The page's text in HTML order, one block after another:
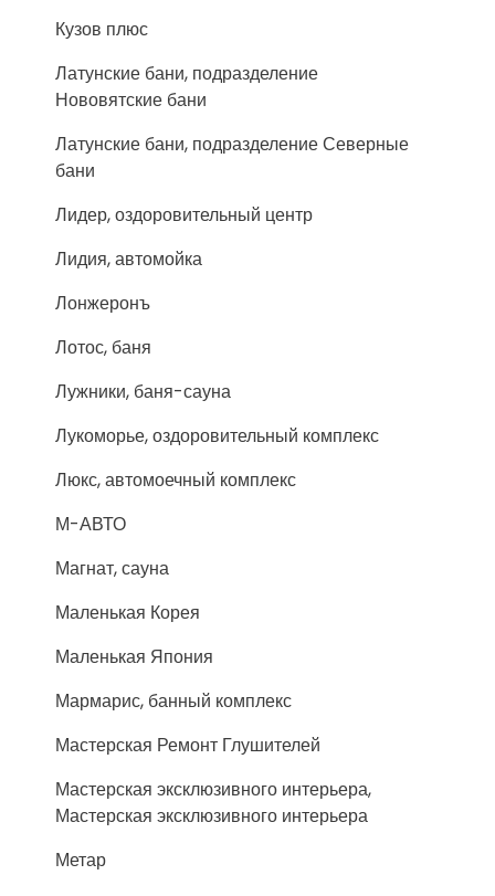
Кузов плюс
Латунские бани, подразделение
Нововятские бани
Латунские бани, подразделение Северные
бани
Лидер, оздоровительный центр
Лидия, автомойка
Лонжеронъ
Лотос, баня
Лужники, баня-сауна
Лукоморье, оздоровительный комплекс
Люкс, автомоечный комплекс
М-АВТО
Магнат, сауна
Маленькая Корея
Маленькая Япония
Мармарис, банный комплекс
Мастерская Ремонт Глушителей
Мастерская эксклюзивного интерьера,
Мастерская эксклюзивного интерьера
Метар